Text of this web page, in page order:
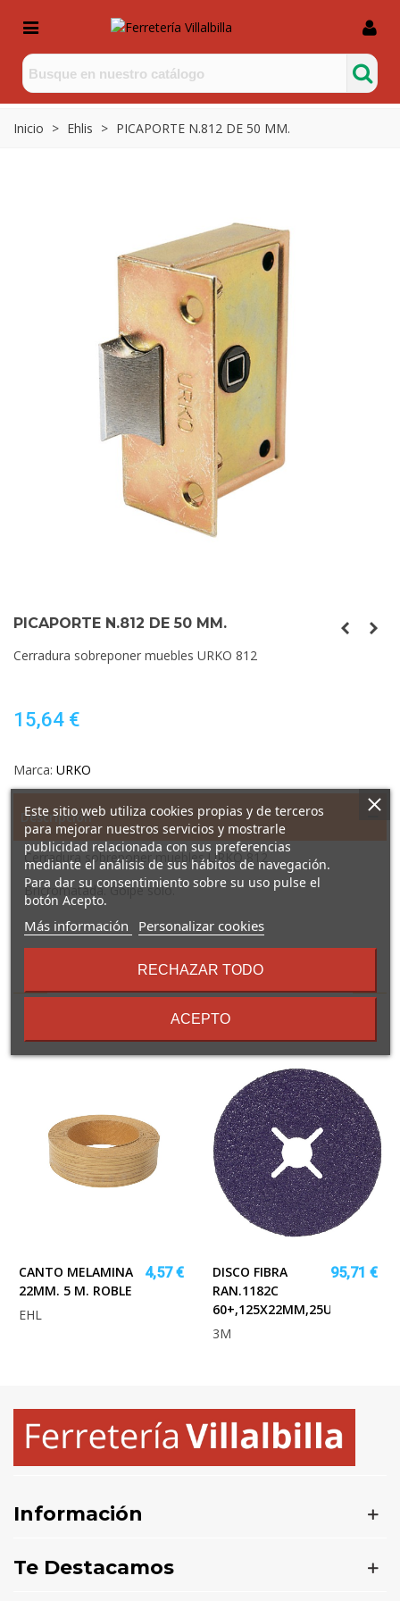
Inicio > Ehlis > PICAPORTE N.812 DE 50 MM.
PICAPORTE N.812 DE 50 MM.
Cerradura sobreponer muebles URKO 812
15,64 €
Marca: URKO
Descripción
Cerradura sobreponer muebles URKO 812
Bricromatada. Golpe solo.
16 Otros Productos En La
Misma Categoría:
CANTO MELAMINA
22MM. 5 M. ROBLE
4,57 €
EHL
DISCO FIBRA
RAN.1182C
60+,125X22MM,25UN
95,71 €
3M
Información
Te Destacamos
Este sitio web utiliza cookies propias y de terceros
para mejorar nuestros servicios y mostrarle
publicidad relacionada con sus preferencias
mediante el análisis de sus hábitos de navegación.
Para dar su consentimiento sobre su uso pulse el
botón Acepto.
Más información
sobre
términos
condiciones
Personalizar cookies
RECHAZAR TODO
ACEPTO